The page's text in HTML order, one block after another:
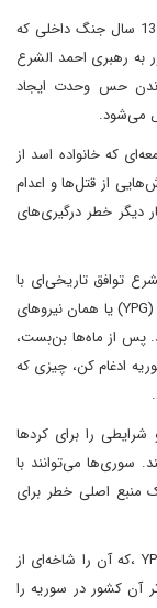
سوریه در دو راهی قرار دارد. پس از 13 سال جنگ داخلی که
به رهبری احمد الشرع
حس وحدت ایجاد
می‌شود.
که خانواده اسد از
از قتل‌ها و اعدام
دیگر خطر درگیری‌های
توافق تاریخی‌ای با
مظلوم عبدی، فرمانده نیروهای کرد یگان‌های مدافع خلق (YPG) یا همان نیروهای
پس از ماه‌ها بن‌بست،
ادغام کن، چیزی که
مارس امضا شد و شرایطی را برای کردها
سوری‌ها می‌توانند با
منبع اصلی خطر برای
واکنش ترکیه به این توافق، با توجه به دشمنی آن با YPG ،که آن را شاخه‌ای از
آن کشور در سوریه را